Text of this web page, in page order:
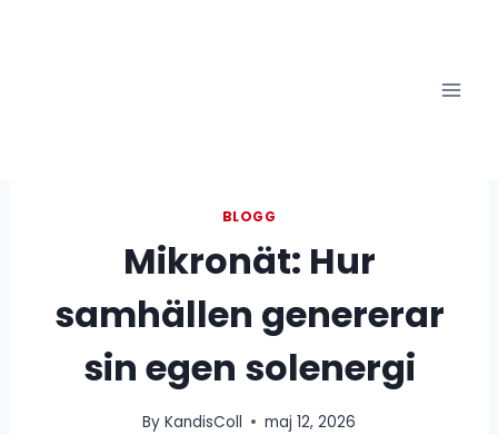
BLOGG
Mikronät: Hur
samhällen genererar
sin egen solenergi
By KandisColl maj 12, 2026